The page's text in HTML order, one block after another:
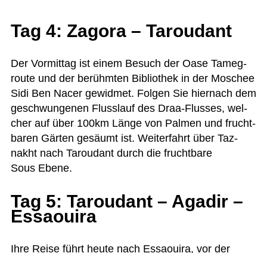
Tag 4: Zagora – Taroudant
Der Vor­mit­tag ist einem Besuch der Oase Tame­g­
route und der berühm­ten Biblio­thek in der Moschee
Sidi Ben Nacer gewid­met. Fol­gen Sie hier­nach dem
geschwun­ge­nen Fluss­lauf des Draa-Flus­ses, wel­
cher auf über 100km Länge von Pal­men und frucht­
ba­ren Gär­ten gesäumt ist. Wei­ter­fahrt über Taz­
nakht nach Tarou­dant durch die frucht­bare
Sous Ebene.
Tag 5: Taroudant – Agadir –
Essaouira
Ihre Reise führt heute nach Essaouira, vor der